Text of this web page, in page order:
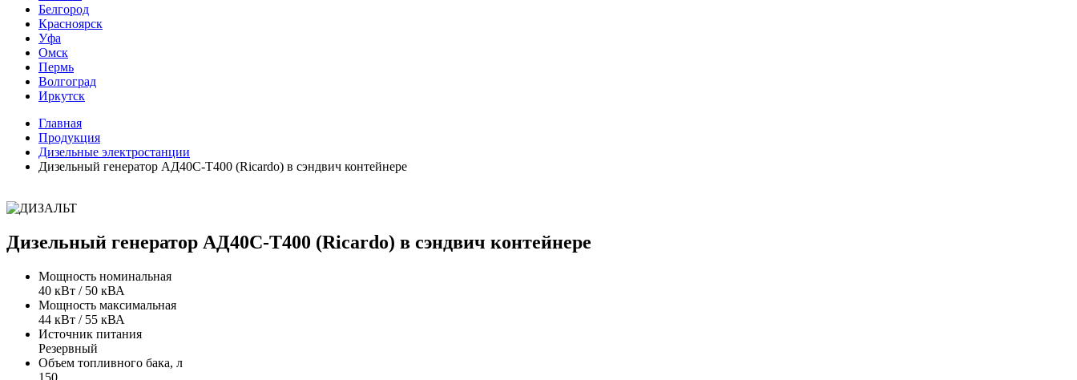
Белгород
Красноярск
Уфа
Омск
Пермь
Волгоград
Иркутск
Главная
Продукция
Дизельные электростанции
Дизельный генератор АД40С-Т400 (Ricardo) в сэндвич контейнере
Дизельный генератор АД40С-Т400 (Ricardo) в сэндвич контейнере
Мощность номинальная
40 кВт / 50 кВА
Мощность максимальная
44 кВт / 55 кВА
Источник питания
Резервный
Объем топливного бака, л
150